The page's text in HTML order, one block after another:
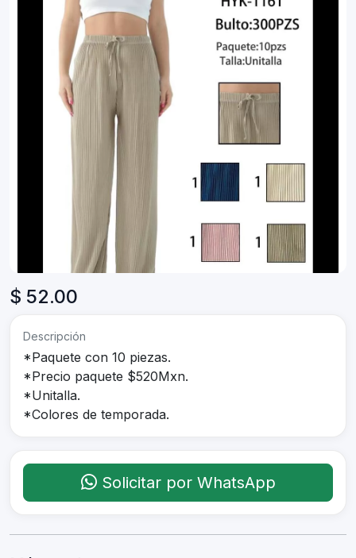
$ 52.00
Descripción
*Paquete con 10 piezas.
*Precio paquete $520Mxn.
*Unitalla.
*Colores de temporada.
Solicitar por WhatsApp